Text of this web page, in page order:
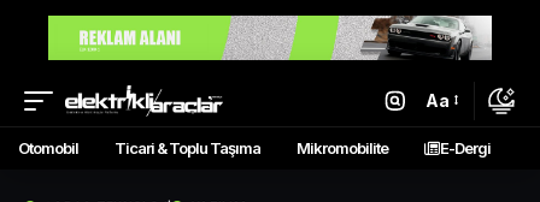
Aa
Otomobil Ticari & Toplu Taşıma Mikromobilite E-Dergi